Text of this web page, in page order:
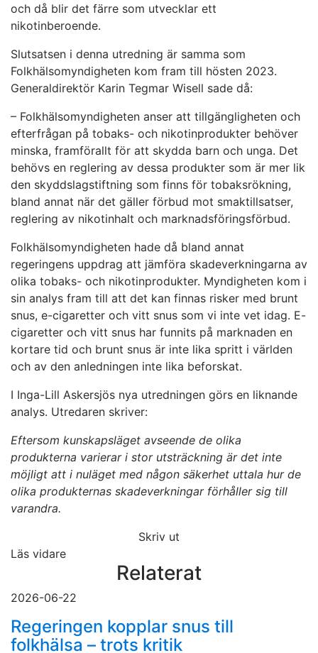
och då blir det färre som utvecklar ett
nikotinberoende.
Slutsatsen i denna utredning är samma som
Folkhälsomyndigheten kom fram till hösten 2023.
Generaldirektör Karin Tegmar Wisell sade då:
– Folkhälsomyndigheten anser att tillgängligheten och
efterfrågan på tobaks- och nikotinprodukter behöver
minska, framförallt för att skydda barn och unga. Det
behövs en reglering av dessa produkter som är mer lik
den skyddslagstiftning som finns för tobaksrökning,
bland annat när det gäller förbud mot smaktillsatser,
reglering av nikotinhalt och marknadsföringsförbud.
Folkhälsomyndigheten hade då bland annat
regeringens uppdrag att jämföra skadeverkningarna av
olika tobaks- och nikotinprodukter. Myndigheten kom i
sin analys fram till att det kan finnas risker med brunt
snus, e-cigaretter och vitt snus som vi inte vet idag. E-
cigaretter och vitt snus har funnits på marknaden en
kortare tid och brunt snus är inte lika spritt i världen
och av den anledningen inte lika beforskat.
I Inga-Lill Askersjös nya utredningen görs en liknande
analys. Utredaren skriver:
Eftersom kunskapsläget avseende de olika
produkterna varierar i stor utsträckning är det inte
möjligt att i nuläget med någon säkerhet uttala hur de
olika produkternas skadeverkningar förhåller sig till
varandra.
Skriv ut
Läs vidare
Relaterat
2026-06-22
Regeringen kopplar snus till
folkhälsa – trots kritik